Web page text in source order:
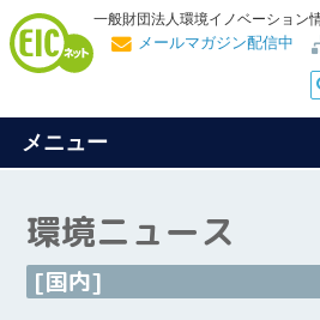
一般財団法人環境イノベーション
メールマガジン配信中
メニュー
環境ニュース
[国内]